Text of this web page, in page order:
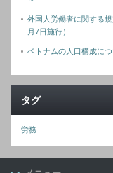
外国人労働者に関する
月7日施行）
ベトナムの人口構成に
タグ
労務